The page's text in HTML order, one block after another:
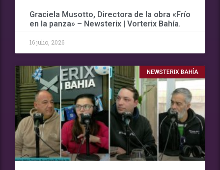
Graciela Musotto, Directora de la obra «Frío
en la panza» – Newsterix | Vorterix Bahía.
16 julio, 2026
NEWSTERIX BAHÍA